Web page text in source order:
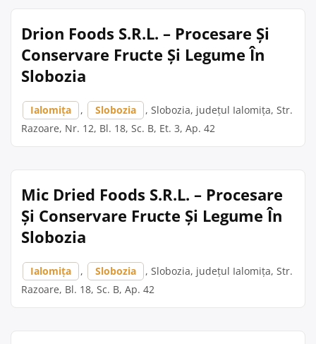
Drion Foods S.R.L. – Procesare Și
Conservare Fructe Și Legume În
Slobozia
Ialomița , Slobozia
, Slobozia, județul Ialomița, Str.
Razoare, Nr. 12, Bl. 18, Sc. B, Et. 3, Ap. 42
Mic Dried Foods S.R.L. – Procesare
Și Conservare Fructe Și Legume În
Slobozia
Ialomița , Slobozia
, Slobozia, județul Ialomița, Str.
Razoare, Bl. 18, Sc. B, Ap. 42